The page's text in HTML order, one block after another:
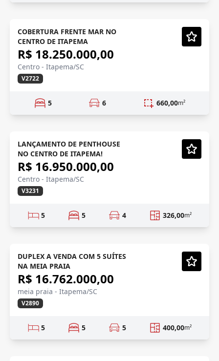
COBERTURA
Vídeo
COBERTURA FRENTE MAR NO
CENTRO DE ITAPEMA
R$ 18.250.000,00
Centro - Itapema/SC
V2722
5 6 660,00m²
CENTRO, ITAPEMA
Vídeo
Lançamento
LANÇAMENTO DE PENTHOUSE
NO CENTRO DE ITAPEMA!
R$ 16.950.000,00
Centro - Itapema/SC
V3231
5 5 4 326,00m²
OPORTUNIDADE
Vídeo
Em Construção
DUPLEX A VENDA COM 5 SUÍTES
NA MEIA PRAIA
R$ 16.762.000,00
meia praia - Itapema/SC
V2890
5 5 5 400,00m²